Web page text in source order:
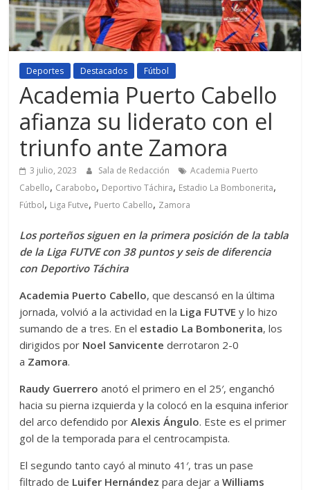
Deportes Destacados Fútbol
Academia Puerto Cabello
afianza su liderato con el
triunfo ante Zamora
3 julio, 2023 Sala de Redacción
Academia Puerto
Cabello, Carabobo, Deportivo Táchira, Estadio La Bombonerita,
Fútbol, Liga Futve, Puerto Cabello, Zamora
Los porteños siguen en la primera posición de la tabla
de la Liga FUTVE con 38 puntos y seis de diferencia
con Deportivo Táchira
Academia Puerto Cabello, que descansó en la última
jornada, volvió a la actividad en la Liga FUTVE y lo hizo
sumando de a tres. En el estadio La Bombonerita, los
dirigidos por Noel Sanvicente derrotaron 2-0
a Zamora.
Raudy Guerrero anotó el primero en el 25′, enganchó
hacia su pierna izquierda y la colocó en la esquina inferior
del arco defendido porAlexis Ángulo. Este es el primer
gol de la temporada para el centrocampista.
El segundo tanto cayó al minuto 41′, tras un pase
filtrado de Luifer Hernández para dejar aWilliams